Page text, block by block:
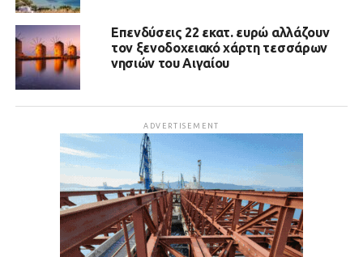
Επενδύσεις 22 εκατ. ευρώ αλλάζουν
τον ξενοδοχειακό χάρτη τεσσάρων
νησιών του Αιγαίου
ADVERTISEMENT